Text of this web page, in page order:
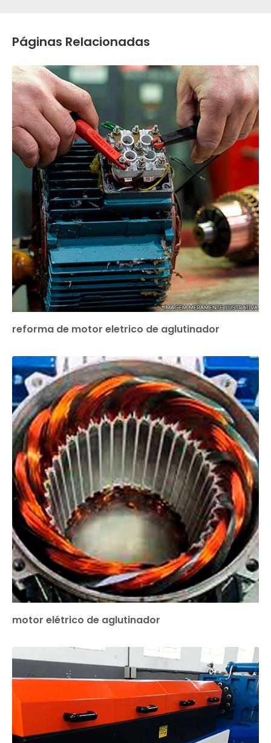
Páginas Relacionadas
reforma de motor eletrico de aglutinador
motor elétrico de aglutinador